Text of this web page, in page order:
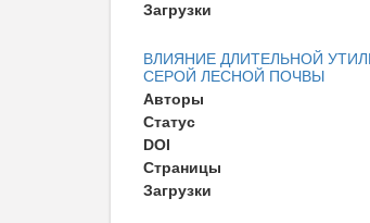
Загрузки
ВЛИЯНИЕ ДЛИТЕЛЬНОЙ
СЕРОЙ ЛЕСНОЙ ПОЧВЫ
Авторы
Статус
DOI
Страницы
Загрузки